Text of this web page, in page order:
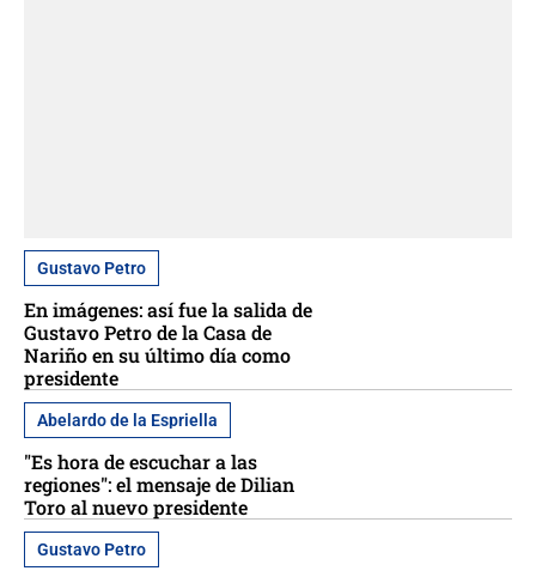
Gustavo Petro
En imágenes: así fue la salida de
Gustavo Petro de la Casa de
Nariño en su último día como
presidente
Abelardo de la Espriella
"Es hora de escuchar a las
regiones": el mensaje de Dilian
Toro al nuevo presidente
Gustavo Petro